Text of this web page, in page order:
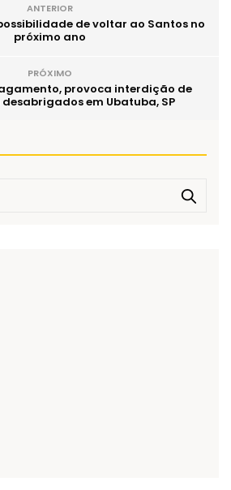
ANTERIOR
de voltar ao Santos no
próximo ano
PRÓXIMO
provoca interdição de
em Ubatuba, SP